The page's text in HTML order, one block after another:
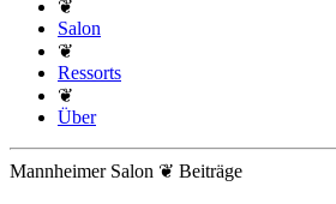
❦
Salon
❦
Ressorts
❦
Über
Mannheimer Salon ❦ Beiträge